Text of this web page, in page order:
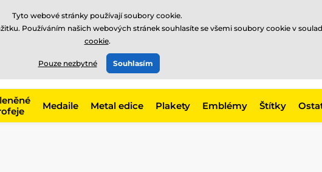
775 400 255
Zavolejte nám
Medaile Metal edice Plakety Emblémy Štítky
Tyto webové stránky používají soubory cookie.
Používáním našich webových stránek souhlasíte se všemi soubory cookie v
cookie.
Pouze nezbytné Souhlasím